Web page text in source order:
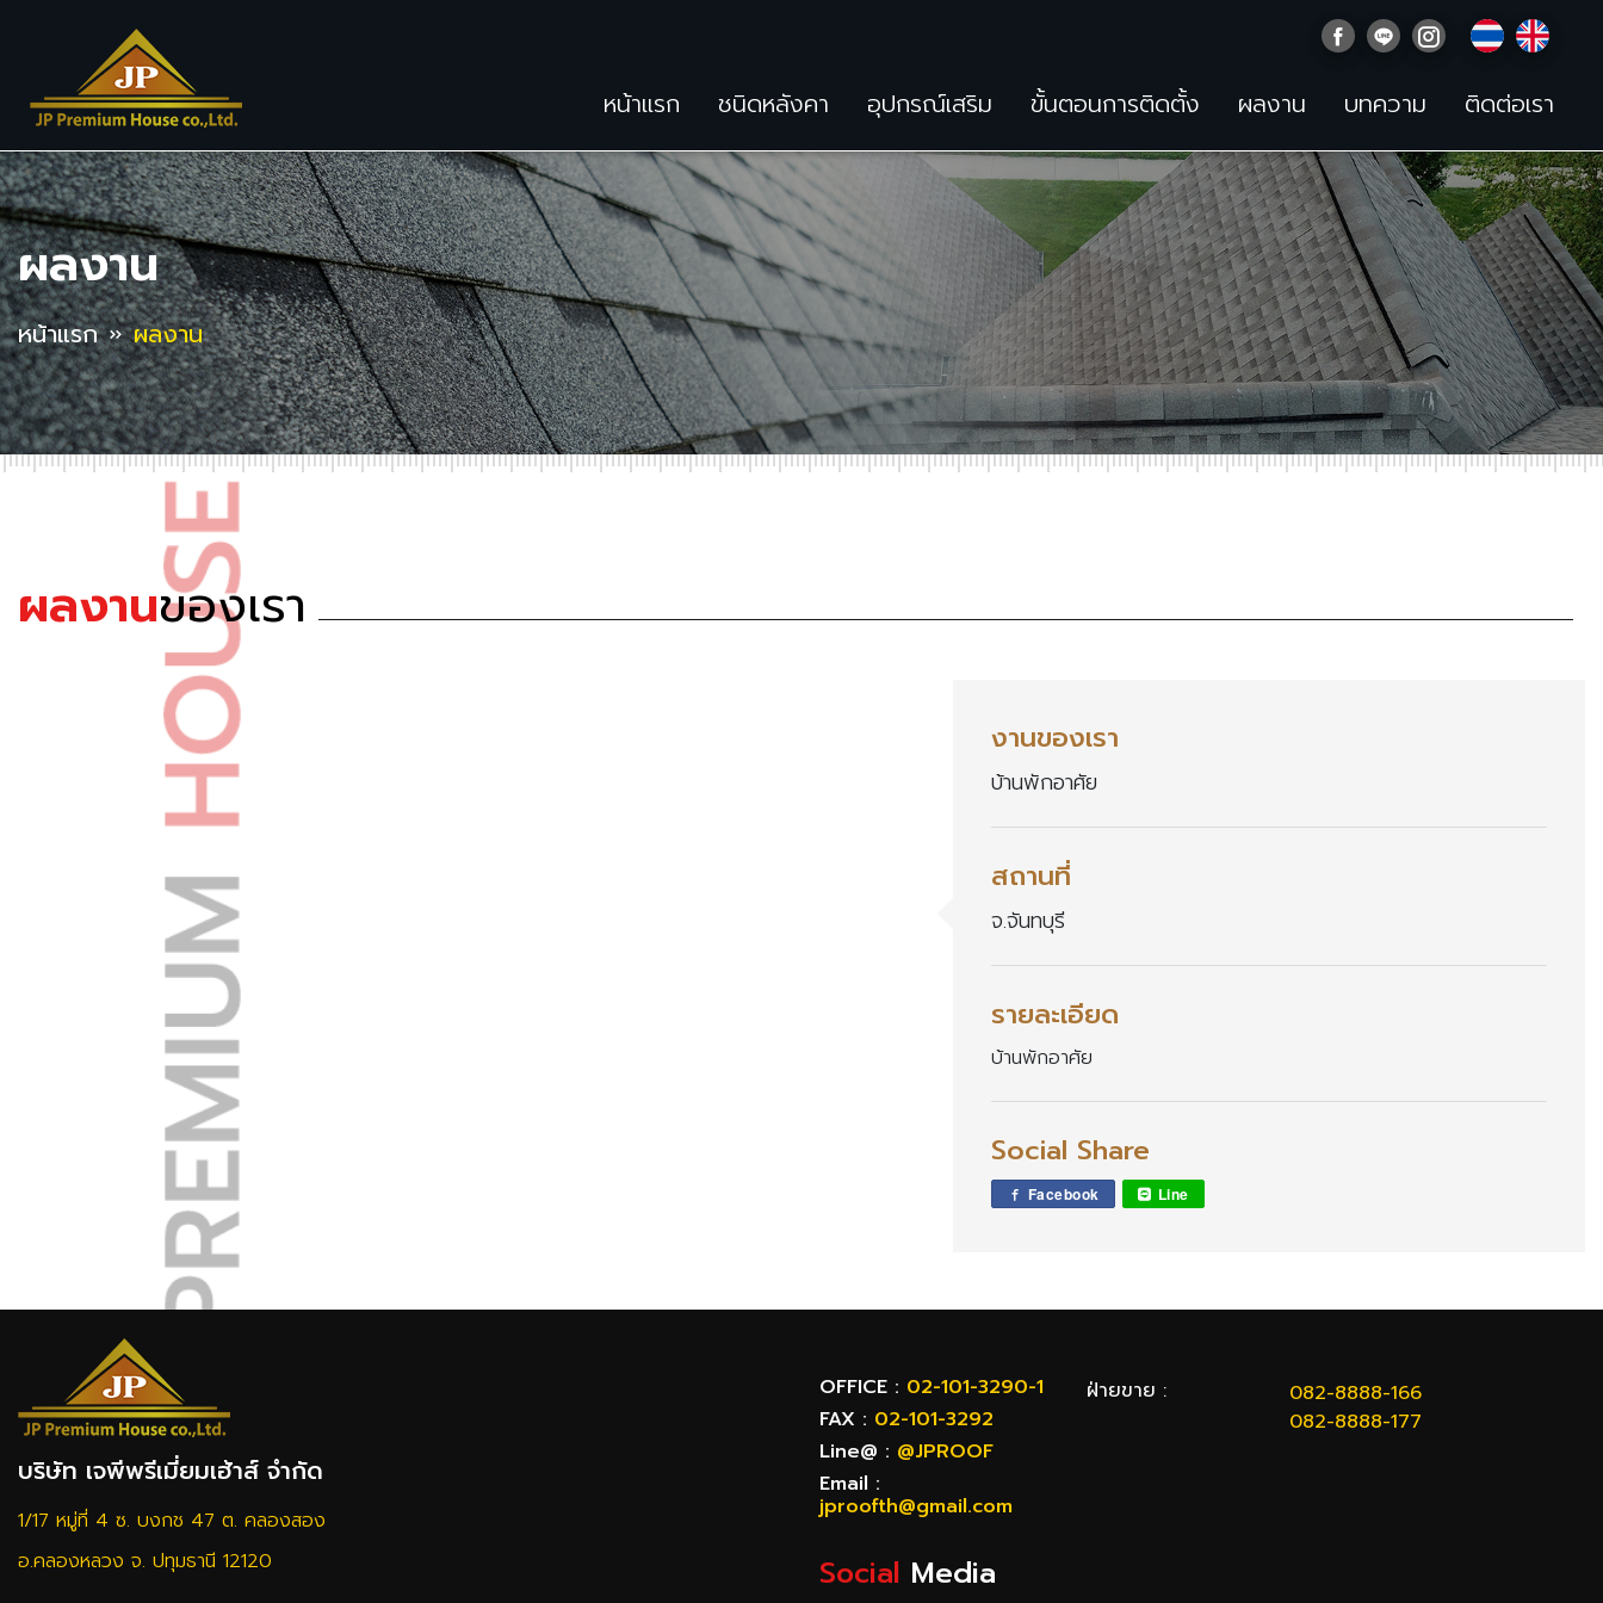
หน้าแรก ชนิดหลังคา อุปกรณ์เสริม ขั้นตอนการติดตั้ง ผลงาน บทความ ติดต่อเรา
ผลงาน
หน้าแรก ผลงาน
ผลงานของเรา
งานของเรา
บ้านพักอาศั
สถานที่
จ.จันทบุรี
รายละเอียด
บ้านพักอาศั
Social Share
Facebook Line
บริษัท เจพีพรีเมี่ยมเฮ้าส์ จำกัด
1/17 หมู่ที่ 4 ซ. บงกช 47 ต. คลองสอง
อ.คลองหลวง จ. ปทุมธานี 12120
OFFICE : 02-101-3290-1
FAX : 02-101-3292
Line@ : @JPROOF
Email :
jproofth@gmail.com
ฝ่ายขาย :
082-8888-166
082-8888-177
Social Media